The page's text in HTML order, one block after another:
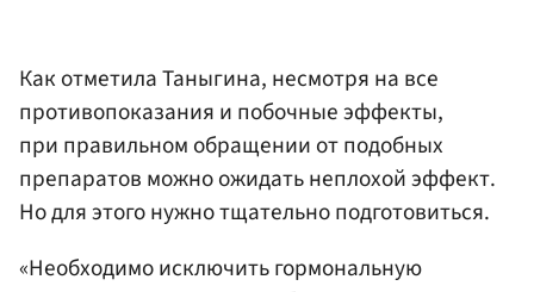
Как отметила Таныгина, несмотря на все
противопоказания и побочные эффекты,
при правильном обращении от подобных
препаратов можно ожидать неплохой эффект.
Но для этого нужно тщательно подготовиться.
«Необходимо исключить гормональную